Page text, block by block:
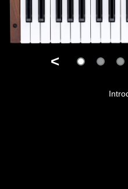
<